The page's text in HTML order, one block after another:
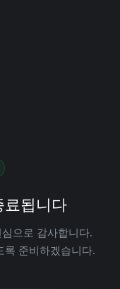
료됩니다
으로 감사합니다.
록 준비하겠습니다.